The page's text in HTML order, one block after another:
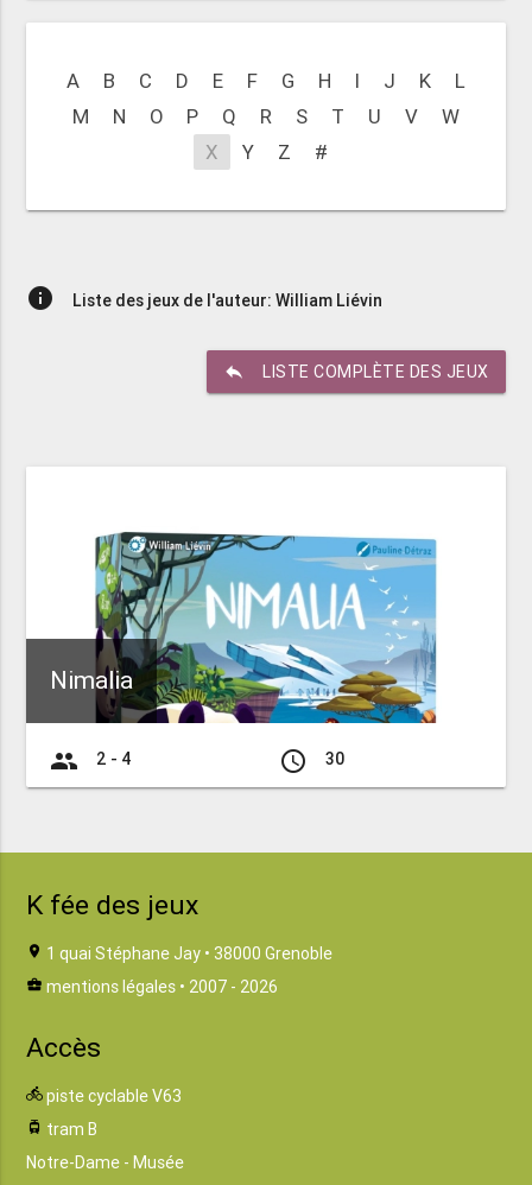
A B C D E F G H I J K
L
M
N O P Q R S T U V
W
X
Y Z #
info Liste des jeux de l'auteur: William Liévin
reply LISTE COMPLÈTE DES JEUX
Nimalia
group 2 - 4 access_time 30
K fée des jeux
location_on 1 quai Stéphane Jay • 38000 Grenoble
business_center mentions légales • 2007 - 2026
Accès
directions_bike piste cyclable V63
tram tram B
Notre-Dame - Musée